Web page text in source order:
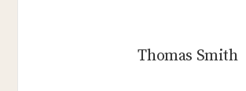
Thomas Smith